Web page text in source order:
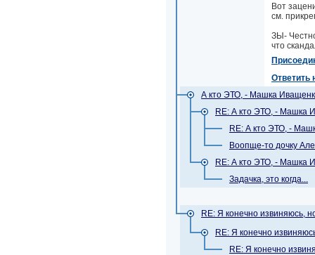
Вот
см.
ЗЫ-
что
Ответить
А кто ЭТО, - Машка
RE: А кто ЭТО, - Машка
RE: А кто ЭТО, -
Воопще-то дочку
RE: А кто ЭТО, - Машка
Задачка, это когда...
RE: Я конечно извиняюсь,
RE: Я конечно
RE: Я конечно